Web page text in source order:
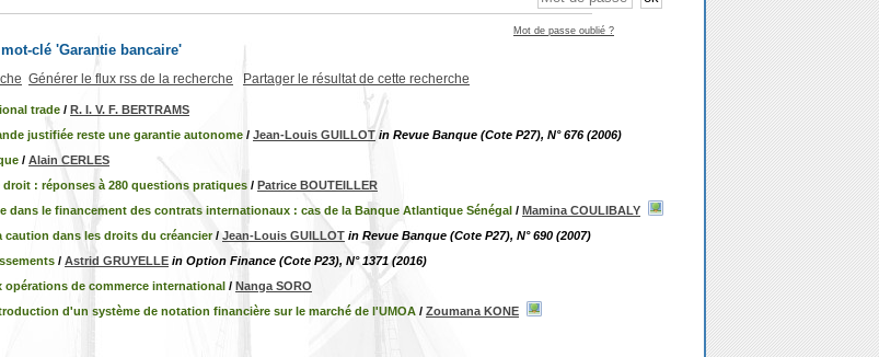
clé 'Garantie bancaire'
Générer le flux rss de la recherche Partager le résultat de cette recherche
trade / R. I. V. F. BERTRAMS
justifiée reste une garantie autonome / Jean-Louis GUILLOT in Revue Banque (Cote P27), N° 676 (2006)
/ Alain CERLES
: réponses à 280 questions pratiques / Patrice BOUTEILLER
dans le financement des contrats internationaux : cas de la Banque Atlantique Sénégal / Mamina COULIBALY
caution dans les droits du créancier/ Jean-Louis GUILLOT in Revue Banque (Cote P27), N° 690 (2007)
/ Astrid GRUYELLE in Option Finance (Cote P23), N° 1371 (2016)
opérations de commerce international / Nanga SORO
d'un système de notation financière sur le marché de l'UMOA / Zoumana KONE
Mot de passe oublié ?